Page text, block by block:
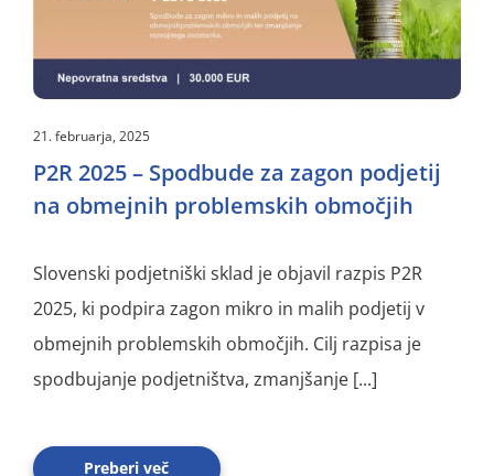
21. februarja, 2025
P2R 2025 – Spodbude za zagon podjetij
na obmejnih problemskih območjih
Slovenski podjetniški sklad je objavil razpis P2R
2025, ki podpira zagon mikro in malih podjetij v
obmejnih problemskih območjih. Cilj razpisa je
spodbujanje podjetništva, zmanjšanje [...]
Preberi več